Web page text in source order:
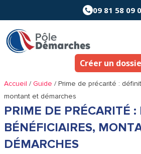
au
contenu
09 81 58 09
Créer un
Accueil /Guide /Prime de précarité :
montant et démarches
PRIME DE PRÉCARITÉ
BÉNÉFICIAIRES,
DÉMARCHES